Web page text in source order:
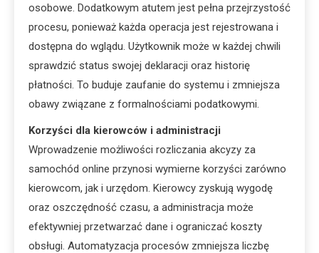
osobowe. Dodatkowym atutem jest pełna przejrzystość
procesu, ponieważ każda operacja jest rejestrowana i
dostępna do wglądu. Użytkownik może w każdej chwili
sprawdzić status swojej deklaracji oraz historię
płatności. To buduje zaufanie do systemu i zmniejsza
obawy związane z formalnościami podatkowymi.
Korzyści dla kierowców i administracji
Wprowadzenie możliwości rozliczania akcyzy za
samochód online przynosi wymierne korzyści zarówno
kierowcom, jak i urzędom. Kierowcy zyskują wygodę
oraz oszczędność czasu, a administracja może
efektywniej przetwarzać dane i ograniczać koszty
obsługi. Automatyzacja procesów zmniejsza liczbę